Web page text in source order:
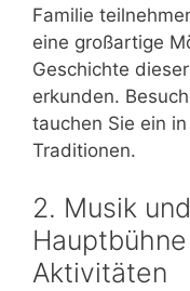
Familie
eine großartige
Geschichte
erkunden.
tauchen Sie ein
Traditionen.
2. Musik
Aktivitäten